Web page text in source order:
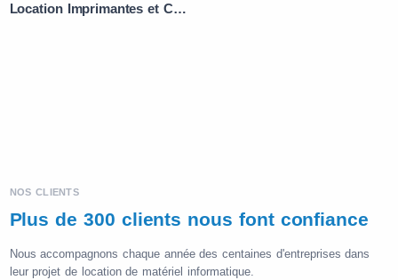
Location Imprimantes et Copieurs
NOS CLIENTS
Plus de 300 clients nous font confiance
Nous accompagnons chaque année des centaines d'entreprises dans
leur projet de location de matériel informatique.